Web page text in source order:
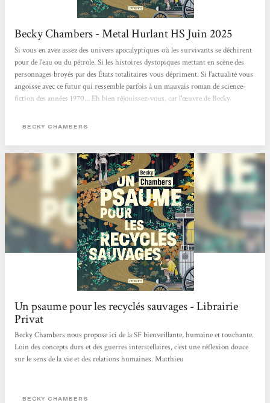
Becky Chambers - Metal Hurlant HS Juin 2025
Si vous en avez assez des univers apocalyptiques où les survivants se déchirent
pour de l'eau ou du pétrole. Si les histoires dystopiques mettant en scène des
personnages broyés par des États totalitaires vous dépriment. Si l'actualité vous
angoisse avec ce futur qui ressemble parfois à un mauvais roman de science-
fiction des années 1970... Eh bien réjouissez-vous, car l'œuvre de Becky
engouement. Chez elle, pas de zombies comme dans The Walking Dead, ni
BECKY CHAMBERS
Un psaume pour les recyclés sauvages - Librairie
Privat
Becky Chambers nous propose ici de la SF bienveillante, humaine et touchante.
Loin des concepts durs et des guerres interstellaires, c’est une réflexion douce
sur le sens de la vie et des relations humaines. Matthieu
BECKY CHAMBERS